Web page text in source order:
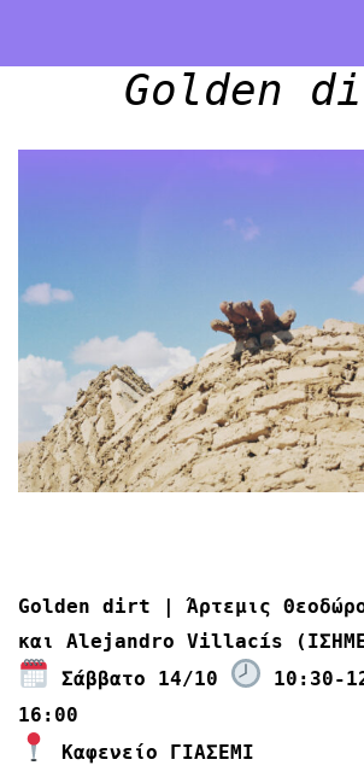
Golden
Golden dirt | Άρτεμις
και Alejandro Villacís
Σάββατο 14/10
10:30-
16:00
Καφενείο ΓΙΑΣΕΜΙ